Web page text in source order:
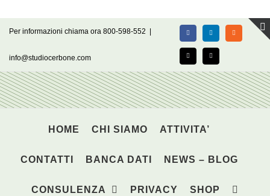
contenuto
Per informazioni chiama ora 800-598-552
info@studiocerbone.com
FacebookLinkedIn Rss
X Email
HOME CHI SIAMO ATTIVITA’
CONTATTI BANCA DATI NEWS – BLOG
CONSULENZA PRIVACY SHOP